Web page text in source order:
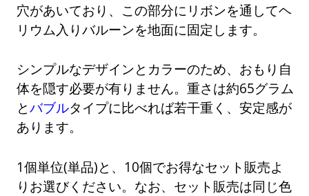
穴があいており、この部分にリボンを通してヘ
リウム入りバルーンを地面に固定します。
シンプルなデザインとカラーのため、おもり自
体を隠す必要が有りません。重さは約65グラム
とバブルタイプに比べれば若干重く、安定感が
あります。
1個単位(単品)と、10個でお得なセット販売よ
りお選びください。なお、セット販売は同じ色